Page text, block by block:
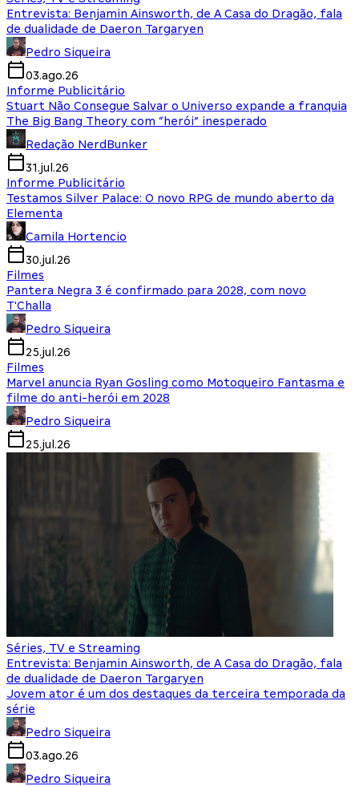
Entrevista: Benjamin Ainsworth, de A Casa do Dragão, fala
de dualidade de Daeron Targaryen
Pedro Siqueira
03.ago.26
Informe Publicitário
Stuart Não Consegue Salvar o Universo expande a franquia
The Big Bang Theory com “herói” inesperado
Redação NerdBunker
31.jul.26
Informe Publicitário
Testamos Silver Palace: O novo RPG de mundo aberto da
Elementa
Camila Hortencio
30.jul.26
Filmes
Pantera Negra 3 é confirmado para 2028, com novo
T'Challa
Pedro Siqueira
25.jul.26
Filmes
Marvel anuncia Ryan Gosling como Motoqueiro Fantasma e
filme do anti-herói em 2028
Pedro Siqueira
25.jul.26
Séries, TV e Streaming
Entrevista: Benjamin Ainsworth, de A Casa do Dragão, fala
de dualidade de Daeron Targaryen
Jovem ator é um dos destaques da terceira temporada da
série
Pedro Siqueira
03.ago.26
Pedro Siqueira